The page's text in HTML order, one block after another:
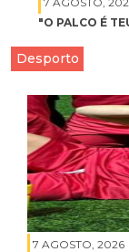
"O PALCO É
Desporto
7 AGOSTO, 2026